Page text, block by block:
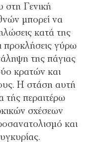
στη Γενική
μπορεί να
κατά της
προκλήσεις γύρω
της πάγιας
κρατών και
Η στάση αυτή
τής περαιτέρω
σχέσεων
και